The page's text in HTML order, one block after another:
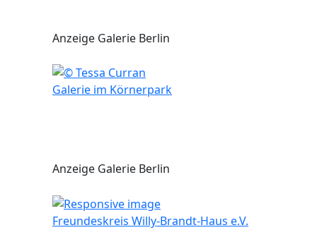
Anzeige Galerie Berlin
Galerie im Körnerpark
Anzeige Galerie Berlin
Freundeskreis Willy-Brandt-Haus e.V.